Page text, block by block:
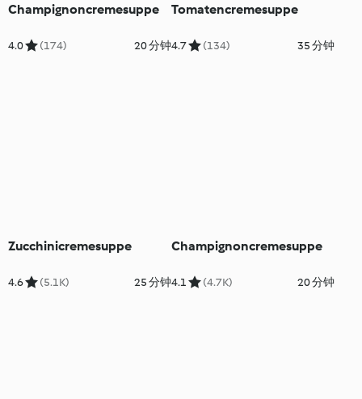
Champignoncremesuppe
4.0 (174) 20 分钟
Tomatencremesuppe
4.7 (134) 35 分钟
Zucchinicremesuppe
4.6 (5.1K) 25 分钟
Champignoncremesuppe
4.1 (4.7K) 20 分钟